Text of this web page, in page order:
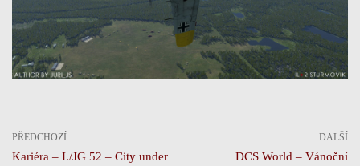
PŘEDCHOZÍ
Kariéra – I./JG 52 – City under
DALŠÍ
DCS World – Vánoční